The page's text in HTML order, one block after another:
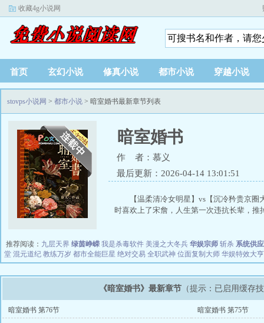
收藏4g小说网
首页 玄幻小说 修真小说 都市小说 穿越小说
stovps小说网 > 都市小说 > 暗室婚书最新章节列表
暗室婚书
作 者：慕义
最后更新：2026-04-14 13:01:51
【温柔清冷女明星】vs【沉冷矜贵京
时喜欢上了宋詹，人生第一次违抗长辈，推
推荐阅读： 九层天界 绿茵峥嵘 我是杀毒软件 美漫之大冬兵 华娱宗师 斩杀 系统供
堂 混元道纪 教练万岁 都市全能巨星 绝对交易 全职武神 位面复制大师 华娱特效大亨
《暗室婚书》最新章节 （提示：已启用缓存
暗室婚书 第76节 暗室婚书 第75节